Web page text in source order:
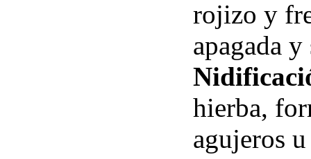
rojizo y
apagada
hierba,
agujeros